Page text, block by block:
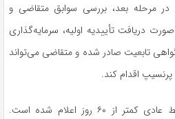
مرحله بعد، بررسی سوابق متقاضی و
دریافت تأییدیه اولیه، سرمایه‌گذاری
تابعیت صادر شده و متقاضی می‌تواند
اقدام کند.
زمان پردازش پرونده‌ها در شرایط عادی کمتر از ۶۰ روز اعلام شده است.